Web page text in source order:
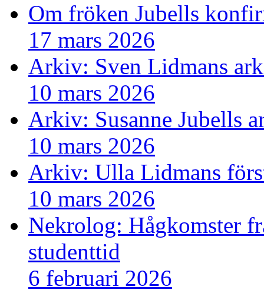
Om fröken Jubells
17 mars 2026
Arkiv: Sven Lidmans
10 mars 2026
Arkiv: Susanne Jubells
10 mars 2026
Arkiv: Ulla Lidmans
10 mars 2026
Nekrolog: Hågkomster
studenttid
6 februari 2026